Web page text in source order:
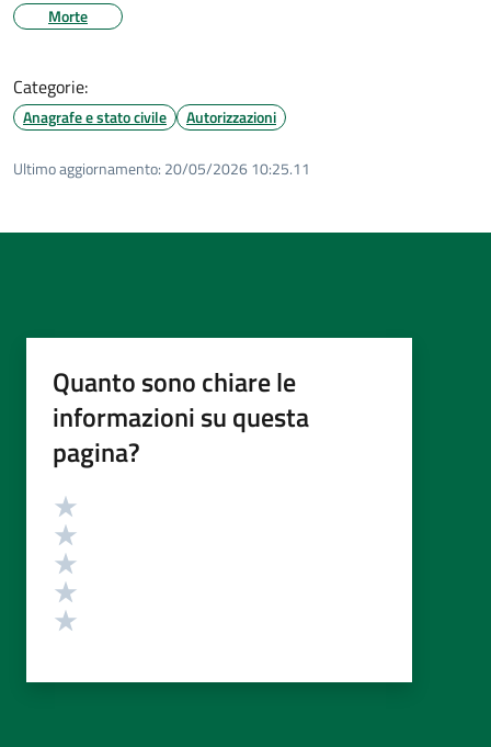
Morte
Categorie:
Anagrafe e stato civile Autorizzazioni
Ultimo aggiornamento: 20/05/2026 10:25.11
Quanto sono chiare le
informazioni su questa
pagina?
Valutazione